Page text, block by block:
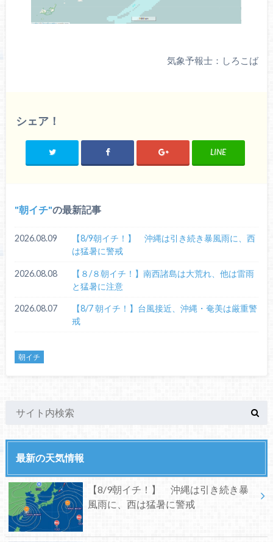
気象予報士：しろこば
シェア！
LINE
朝イチ の最新記事
2026.08.09
【8/9朝イチ！】 沖縄は引き続き暴風雨に、西
は猛暑に警戒
2026.08.08
【８/８朝イチ！】南西諸島は大荒れ、他は雷雨
と猛暑に注意
2026.08.07
【8/7 朝イチ！】台風接近、沖縄・奄美は厳重警
戒
朝イチ
最新の天気情報
【8/9朝イチ！】 沖縄は引き続き暴
風雨に、西は猛暑に警戒